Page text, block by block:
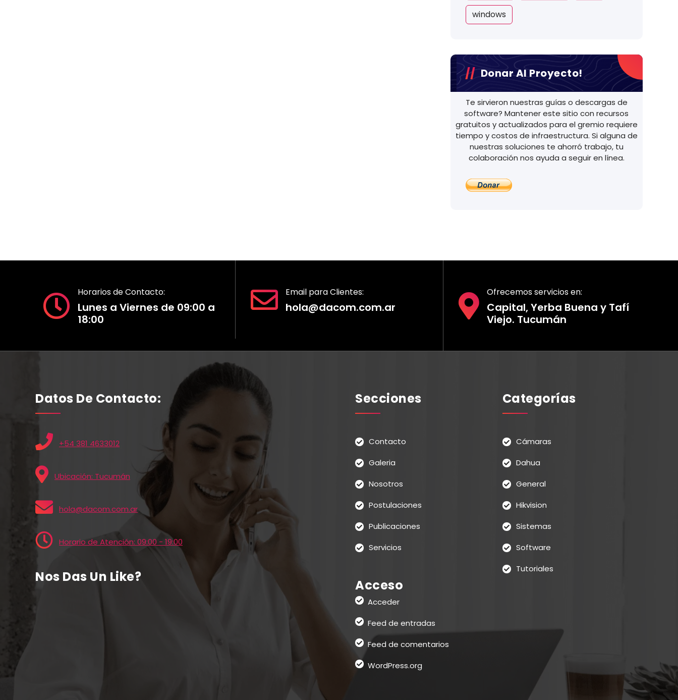
windows
Donar Al Proyecto!
Te sirvieron nuestras guías o descargas de
software? Mantener este sitio con recursos
gratuitos y actualizados para el gremio requiere
tiempo y costos de infraestructura. Si alguna de
nuestras soluciones te ahorró trabajo, tu
colaboración nos ayuda a seguir en línea.
Horarios de Contacto:
Lunes a Viernes de 09:00 a
18:00
Email para Clientes:
hola@dacom.com.ar
Ofrecemos servicios en:
Capital, Yerba Buena y Tafí
Viejo. Tucumán
Datos De Contacto:
+54 381 4633012
Ubicación: Tucumán
hola@dacom.com.ar
Horario de Atención: 09:00 - 19:00
Nos Das Un Like?
Secciones
Contacto
Galeria
Nosotros
Postulaciones
Publicaciones
Servicios
Acceso
Acceder
Feed de entradas
Feed de comentarios
WordPress.org
Categorías
Cámaras
Dahua
General
Hikvision
Sistemas
Software
Tutoriales